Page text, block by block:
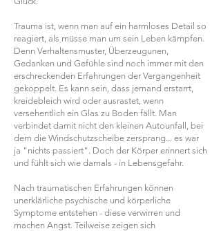
Trauma ist, wenn man auf ein harmloses Detail so
reagiert, als müsse man um sein Leben kämpfen.
Denn Verhaltensmuster, Überzeugunen,
Gedanken und Gefühle sind noch immer mit den
erschreckenden Erfahrungen der Vergangenheit
gekoppelt. Es kann sein, dass jemand erstarrt,
kreidebleich wird oder ausrastet, wenn
versehentlich ein Glas zu Boden fällt. Man
verbindet damit nicht den kleinen Autounfall, bei
dem die Windschutzscheibe zersprang... es war
ja "nichts passiert". Doch der Körper erinnert sich
und fühlt sich wie damals - in Lebensgefahr.
Nach traumatischen Erfahrungen können
unerklärliche psychische und körperliche
Symptome entstehen - diese verwirren und
machen Angst. Teilweise zeigen sich